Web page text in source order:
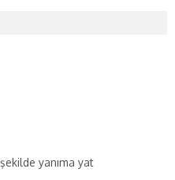
yanıma yat